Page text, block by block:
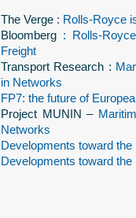
The Verge : Rolls-Royce
Bloomberg : Rolls-
Freight
Transport Research :
in Networks
FP7: the future of
Project MUNIN –
Networks
Developments toward the
Developments toward the